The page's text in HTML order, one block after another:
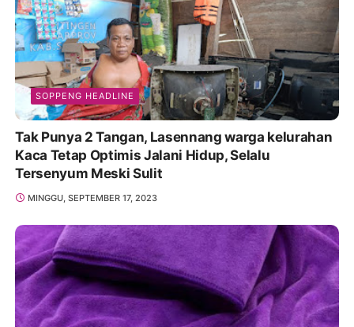
SOPPENG HEADLINE
Tak Punya 2 Tangan, Lasennang warga kelurahan
Kaca Tetap Optimis Jalani Hidup, Selalu
Tersenyum Meski Sulit
MINGGU, SEPTEMBER 17, 2023